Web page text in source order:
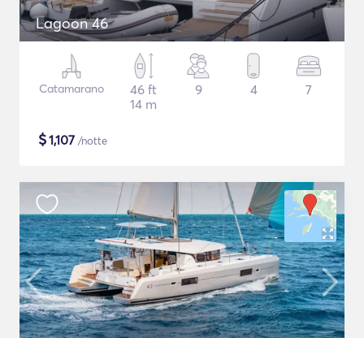
Lagoon 46
Catamarano
46 ft
14 m
9 4 7
$1,107 /notte